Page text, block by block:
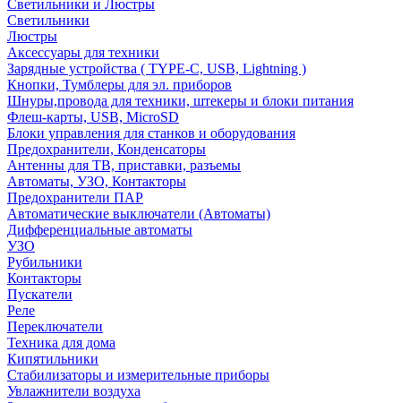
Светильники и Люстры
Светильники
Люстры
Аксессуары для техники
Зарядные устройства ( TYPE-C, USB, Lightning )
Кнопки, Тумблеры для эл. приборов
Шнуры,провода для техники, штекеры и блоки питания
Флеш-карты, USB, MicroSD
Блоки управления для станков и оборудования
Предохранители, Конденсаторы
Антенны для ТВ, приставки, разъемы
Автоматы, УЗО, Контакторы
Предохранители ПАР
Автоматические выключатели (Автоматы)
Дифференциальные автоматы
УЗО
Рубильники
Контакторы
Пускатели
Реле
Переключатели
Техника для дома
Кипятильники
Стабилизаторы и измерительные приборы
Увлажнители воздуха